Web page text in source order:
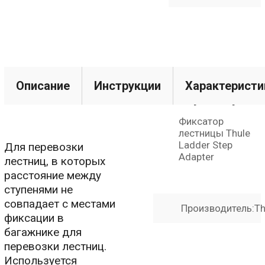
Описание Инструкции
Для перевозки
лестниц, в которых
расстояние между
ступенями не
совпадает с местами
фиксации в
багажнике для
перевозки лестниц.
Используется
Технические
Фиксатор
лестницы Thule
Ladder Step
Adapter
Производитель: